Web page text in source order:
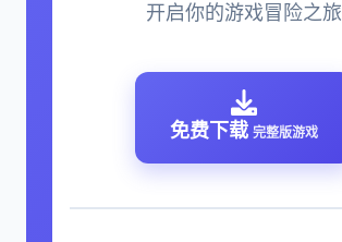
开启你的游戏冒险之旅
免费下载 完整版游戏